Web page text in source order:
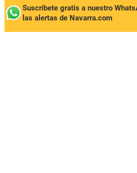
Suscríbete gratis a nuestro
las alertas de Navarra.com